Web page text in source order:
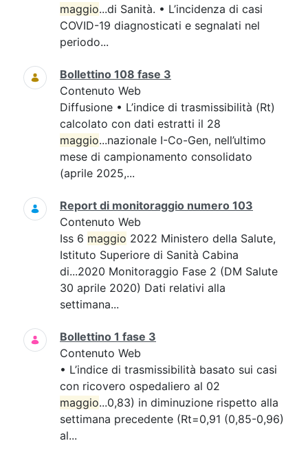
maggio...di Sanità. • L’incidenza di casi
COVID-19 diagnosticati e segnalati nel
periodo...
Bollettino 108 fase 3
Contenuto Web
Diffusione • L’indice di trasmissibilità (Rt)
calcolato con dati estratti il 28
maggio...nazionale I-Co-Gen, nell’ultimo
mese di campionamento consolidato
(aprile 2025,...
Report di monitoraggio numero 103
Contenuto Web
Iss 6 maggio 2022 Ministero della Salute,
Istituto Superiore di Sanità Cabina
di...2020 Monitoraggio Fase 2 (DM Salute
30 aprile 2020) Dati relativi alla
settimana...
Bollettino 1 fase 3
Contenuto Web
• L’indice di trasmissibilità basato sui casi
con ricovero ospedaliero al 02
maggio...0,83) in diminuzione rispetto alla
settimana precedente (Rt=0,91 (0,85-0,96)
al...